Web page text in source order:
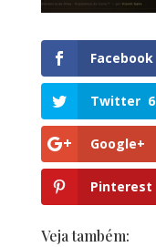
Facebook
Twitter 6
Google+
Pinterest
Veja também: